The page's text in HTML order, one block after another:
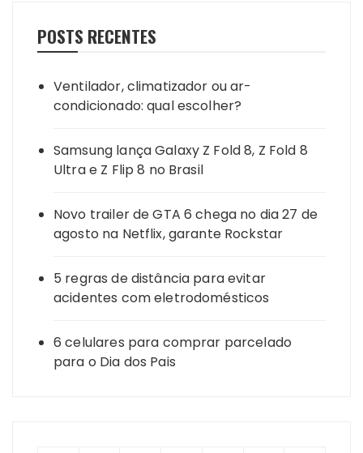
POSTS RECENTES
Ventilador, climatizador ou ar-
condicionado: qual escolher?
Samsung lança Galaxy Z Fold 8, Z Fold 8
Ultra e Z Flip 8 no Brasil
Novo trailer de GTA 6 chega no dia 27 de
agosto na Netflix, garante Rockstar
5 regras de distância para evitar
acidentes com eletrodomésticos
6 celulares para comprar parcelado
para o Dia dos Pais